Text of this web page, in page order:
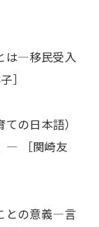
は―移民受入
］
の日本語）
― ［関崎友
との意義―言